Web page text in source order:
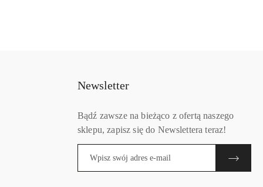
Newsletter
Bądź zawsze na bieżąco z ofertą naszego
sklepu, zapisz się do Newslettera teraz!